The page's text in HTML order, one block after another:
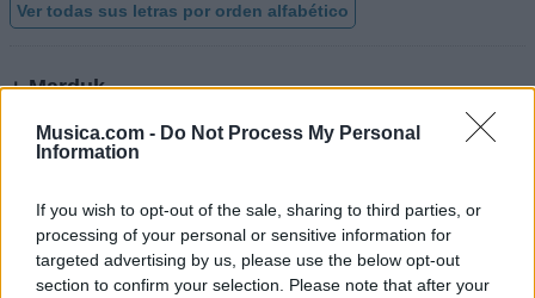
Musica.com - Do Not Process My Personal
Information
If you wish to opt-out of the sale, sharing to third parties, or
processing of your personal or sensitive information for
targeted advertising by us, please use the below opt-out
section to confirm your selection. Please note that after your
Ver todas sus letras por orden alfabético
+ Marduk
Discografía Biografía Ranking Foro
Ranking de Marduk